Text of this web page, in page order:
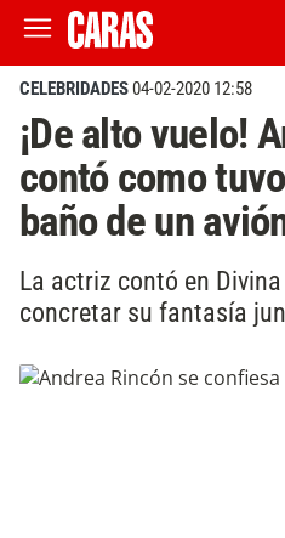
CELEBRIDADES04-02-2020 12:58
¡De alto vuelo!
contó como
baño de un
La actriz contó en
concretar su fantasía